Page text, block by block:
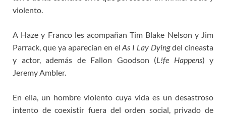
violento.
A Haze y Franco les acompañan Tim Blake Nelson y Jim
Parrack, que ya aparecían en elAs I Lay Dyingdel cineasta
y actor, además de Fallon Goodson (L!fe Happens) y
Jeremy Ambler.
En ella, un hombre violento cuya vida es un desastroso
intento de coexistir fuera del orden social, privado de